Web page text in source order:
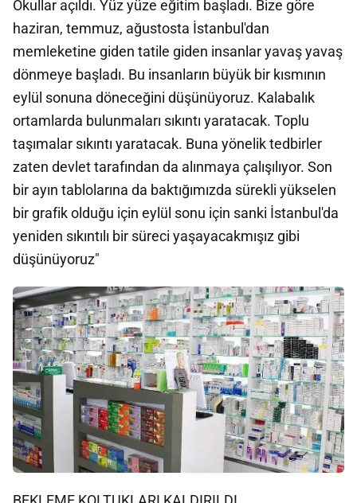
Okullar açıldı. Yüz yüze eğitim başladı. Bize göre
haziran, temmuz, ağustosta İstanbul'dan
memleketine giden tatile giden insanlar yavaş yavaş
dönmeye başladı. Bu insanların büyük bir kısmının
eylül sonuna döneceğini düşünüyoruz. Kalabalık
ortamlarda bulunmaları sıkıntı yaratacak. Toplu
taşımalar sıkıntı yaratacak. Buna yönelik tedbirler
zaten devlet tarafından da alınmaya çalışılıyor. Son
bir ayın tablolarına da baktığımızda sürekli yükselen
bir grafik olduğu için eylül sonu için sanki İstanbul'da
yeniden sıkıntılı bir süreci yaşayacakmışız gibi
düşünüyoruz"